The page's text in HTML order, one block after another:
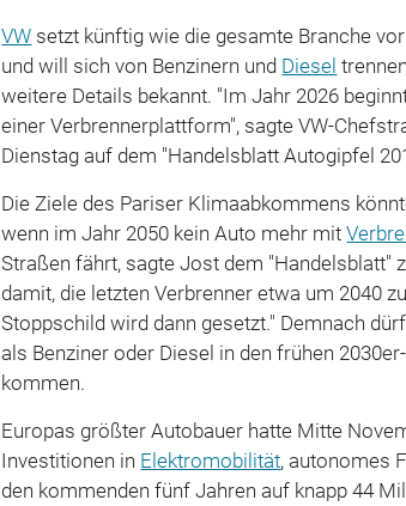
VW setzt künftig wie die gesamte Branche
und will sich von Benzinern und Diesel
weitere Details bekannt. "Im Jahr 2026
einer Verbrennerplattform", sagte VW-
Dienstag auf dem "Handelsblatt Autogipfel
Die Ziele des Pariser Klimaabkommens
wenn im Jahr 2050 kein Auto mehr mit
Straßen fährt, sagte Jost dem "Handelsblatt"
damit, die letzten Verbrenner etwa um 2040
Stoppschild wird dann gesetzt." Demnach
als Benziner oder Diesel in den frühen
kommen.
Europas größter Autobauer hatte Mitte
Investitionen in Elektromobilität, autonomes
den kommenden fünf Jahren auf knapp 44